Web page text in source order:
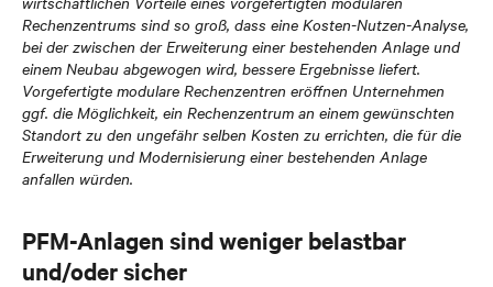
Rechenzentrums sind so groß, dass eine Kosten-Nutzen-Analyse,
bei der zwischen der Erweiterung einer bestehenden Anlage und
einem Neubau abgewogen wird, bessere Ergebnisse liefert.
Vorgefertigte modulare Rechenzentren eröffnen Unternehmen
ggf. die Möglichkeit, ein Rechenzentrum an einem gewünschten
Standort zu den ungefähr selben Kosten zu errichten, die für die
Erweiterung und Modernisierung einer bestehenden Anlage
anfallen würden.
PFM-Anlagen sind weniger belastbar
und/oder sicher